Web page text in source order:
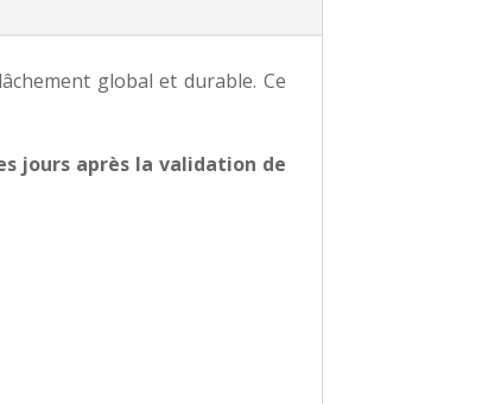
global et durable. Ce
jours après la validation de